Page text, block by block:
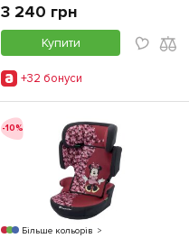
3 240 грн
Купити
+32 бонуси
-10%
Більше кольорів